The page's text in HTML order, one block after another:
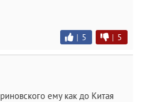
| 5 | 5
ему как до Китая